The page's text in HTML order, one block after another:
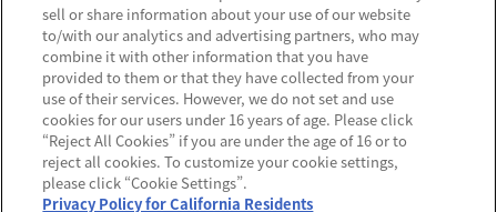
Do Not Sell or Share My Personal
Information
アレルギー情報
©BANDAI
sell or share information about your use of our website
to/with our analytics and advertising partners, who may
combine it with other information that you have
provided to them or that they have collected from your
use of their services. However, we do not set and use
cookies for our users under 16 years of age. Please click
“Reject All Cookies” if you are under the age of 16 or to
reject all cookies. To customize your cookie settings,
please click “Cookie Settings”.
Privacy Policy for California Residents